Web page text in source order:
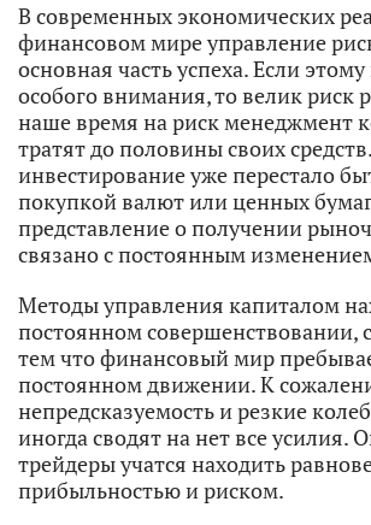
В современных экономических
финансовом мире управление
основная часть успеха. Если
особого внимания, то велик риск
наше время на риск менеджмент
тратят до половины своих
инвестирование уже перестало
покупкой валют или ценных
представление о получении
связано с постоянным
Методы управления капиталом
постоянном совершенствовании,
тем что финансовый мир
постоянном движении. К
непредсказуемость и резкие
иногда сводят на нет все усилия.
трейдеры учатся находить
прибыльностью и риском.